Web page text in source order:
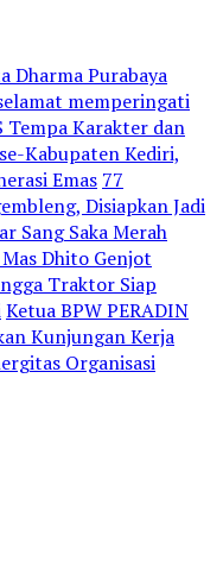
Dharma Purabaya
memperingati
Tempa Karakter dan
Kabupaten Kediri,
Emas 77
Disiapkan Jadi
Sang Saka Merah
Dhito Genjot
Traktor Siap
Ketua BPW PERADIN
Kunjungan Kerja
Organisasi